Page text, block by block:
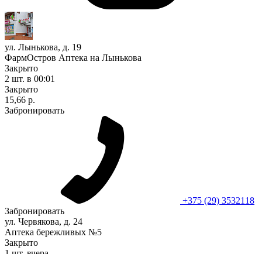
ул. Лынькова, д. 19
ФармОстров Аптека на Лынькова
Закрыто
2 шт. в 00:01
Закрыто
15,66 р.
Забронировать
+375 (29) 3532118
Забронировать
ул. Червякова, д. 24
Аптека бережливых №5
Закрыто